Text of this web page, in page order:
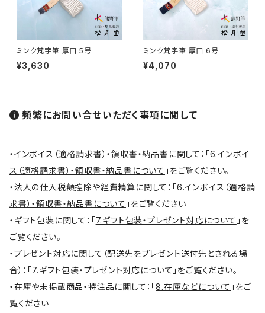
オロンピー筆 / Oronpy Fude
平筆 / Hirafude (flat brush)
ミンク梵字筆 厚口 5号
¥3,630
ミンク梵字筆 厚口 6号
¥4,070
頻繁にお問い合せいただく事項に関して
・インボイス（適格請求書）・領収書・納品書に関して：「6.インボイ
ス（適格請求書）・領収書・納品書について 」をご覧ください。
・法人の仕入税額控除や経費精算に関して：「6.インボイス（適格請
求書）・領収書・納品書について 」をご覧ください
・ギフト包装に関して：「7.ギフト包装・プレゼント対応について 」を
ご覧ください。
・プレゼント対応に関して（配送先をプレゼント送付先とされる場
合）：「7.ギフト包装・プレゼント対応について 」をご覧ください。
・在庫や未掲載商品・特注品に関して：「8.在庫などについて 」をご
覧ください